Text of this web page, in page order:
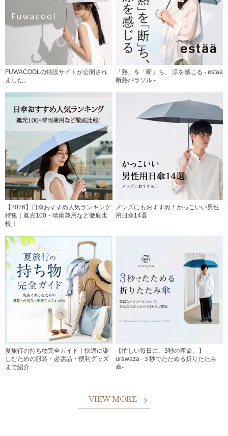
FUWACOOLの特設サイトが公開され
ました。
「熱」を「断」ち、 涼を感じる - estaa
断熱パラソル -
【2026】日傘おすすめ人気ランキング
特集｜遮光100・晴雨兼用など徹底比
較！
メンズにもおすすめ！かっこいい男性
用日傘14選
夏旅行の持ち物完全ガイド｜快適に楽
しむための服装・必需品・便利グッズ
まで紹介
【忙しい毎日に、3秒の革命。】
urawaza -３秒でたためる折りたたみ
傘-
VIEW MORE